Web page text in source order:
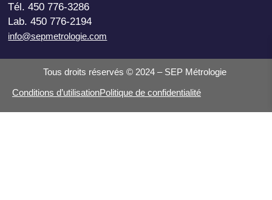
Tél. 450 776-3286
Lab. 450 776-2194
info@sepmetrologie.com
Tous droits réservés © 2024 – SEP Métrologie
Conditions d’utilisationPolitique de confidentialité